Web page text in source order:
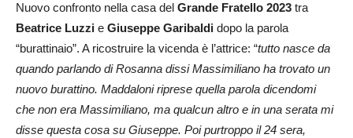
Nuovo confronto nella casa del Grande Fratello 2023 tra
Beatrice Luzzi e Giuseppe Garibaldi dopo la parola
“burattinaio”. A ricostruire la vicenda è l’attrice: “tutto nasce da
quando parlando di Rosanna dissi Massimiliano ha trovato un
nuovo burattino. Maddaloni riprese quella parola dicendomi
che non era Massimiliano, ma qualcun altro e in una serata mi
disse questa cosa su Giuseppe. Poi purtroppo il 24 sera,